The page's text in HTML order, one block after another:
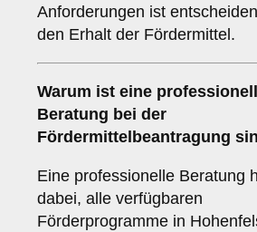
Anforderungen ist
den Erhalt der Fördermittel.
Warum ist eine
Beratung bei der
Fördermittelbeantragung
Eine professionelle Beratung
dabei, alle verfügbaren
Förderprogramme in